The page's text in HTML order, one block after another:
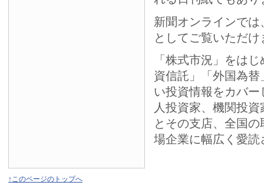
新聞オンラインで
としてご覧いただけ
「株式市況」をは
資信託」「外国為
い投資情報をカバ
人投資家、機関投
とその支店、全国
場企業に幅広く愛読
↑このページのトップへ